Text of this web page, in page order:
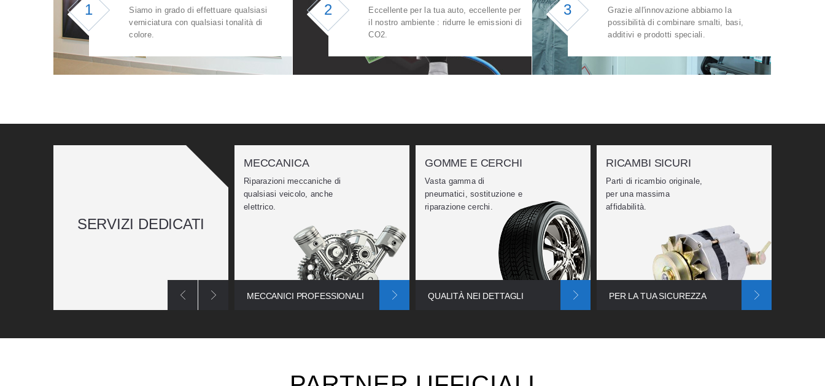
1
Siamo in grado di effettuare qualsiasi
verniciatura con qualsiasi tonalità di
colore.
2
Eccellente per la tua auto, eccellente per
il nostro ambiente : ridurre le emissioni di
CO2.
3
Grazie all'innovazione abbiamo la
possibilità di combinare smalti, basi,
additivi e prodotti speciali.
SERVIZI DEDICATI
MECCANICA
Riparazioni meccaniche di
qualsiasi veicolo, anche
elettrico.
MECCANICI PROFESSIONALI
GOMME E CERCHI
Vasta gamma di
pneumatici, sostituzione e
riparazione cerchi.
QUALITÀ NEI DETTAGLI
RICAMBI SICURI
Parti di ricambio originale,
per una massima
affidabilità.
PER LA TUA SICUREZZA